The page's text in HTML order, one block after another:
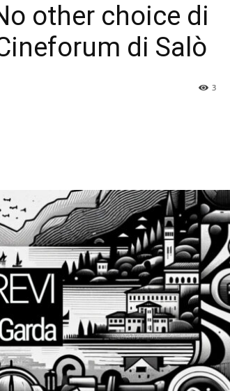
other choice di
di Salò
3